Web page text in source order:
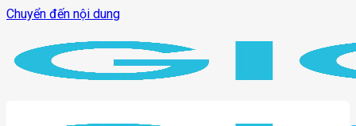
Chuyển đến nội dung